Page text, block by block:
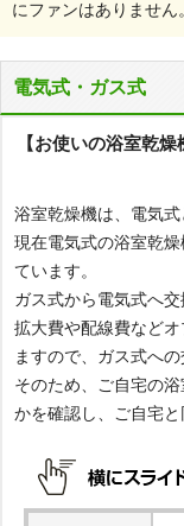
にファンはありません
電気式・ガス式
【お使いの浴室乾
浴室乾燥機は、電気式
現在電気式の浴室乾
ています。
ガス式から電気式へ
拡大費や配線費など
ますので、ガス式へ
そのため、ご自宅の
かを確認し、ご自宅と